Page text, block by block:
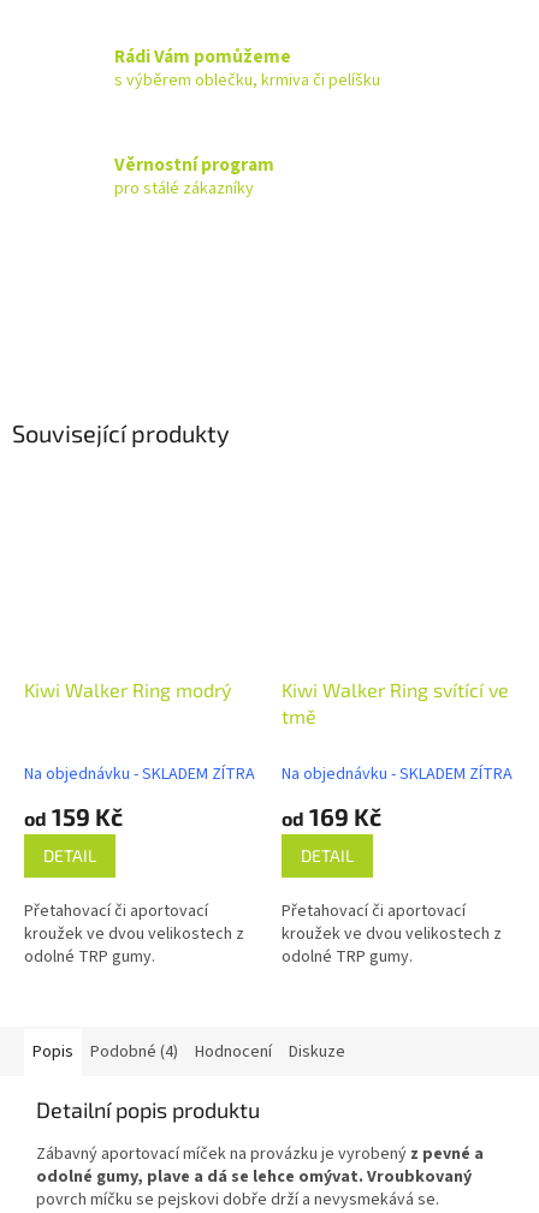
Rádi Vám pomůžeme
s výběrem oblečku, krmiva či pelíšku
Věrnostní program
pro stálé zákazníky
Související produkty
Kiwi Walker Ring modrý
Na objednávku - SKLADEM ZÍTRA
od 159 Kč
DETAIL
Přetahovací či aportovací
kroužek ve dvou velikostech z
odolné TRP gumy.
Kiwi Walker Ring svítící ve
tmě
Na objednávku - SKLADEM ZÍTRA
od 169 Kč
DETAIL
Přetahovací či aportovací
kroužek ve dvou velikostech z
odolné TRP gumy.
Popis Podobné (4) Hodnocení Diskuze
Detailní popis produktu
Zábavný aportovací míček na provázku je vyrobený z pevné a
odolné gumy, plave a dá se lehce omývat. Vroubkovaný
povrch míčku se pejskovi dobře drží a nevysmekává se.